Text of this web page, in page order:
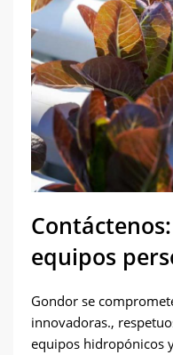
equipos
Gondor se
innovadoras.,
equipos hidropónicos